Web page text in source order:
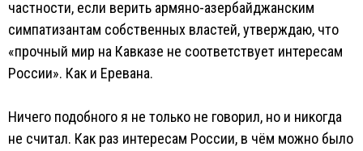
частности, если верить армяно-азербайджанским
симпатизантам собственных властей, утверждаю, что
«прочный мир на Кавказе не соответствует интересам
России». Как и Еревана.
Ничего подобного я не только не говорил, но и никогда
не считал. Как раз интересам России, в чём можно было